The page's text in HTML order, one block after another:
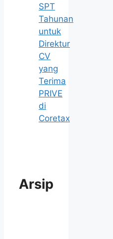
SPT
Tahunan
untuk
Direktur
CV
yang
Terima
PRIVE
di
Coretax
Arsip